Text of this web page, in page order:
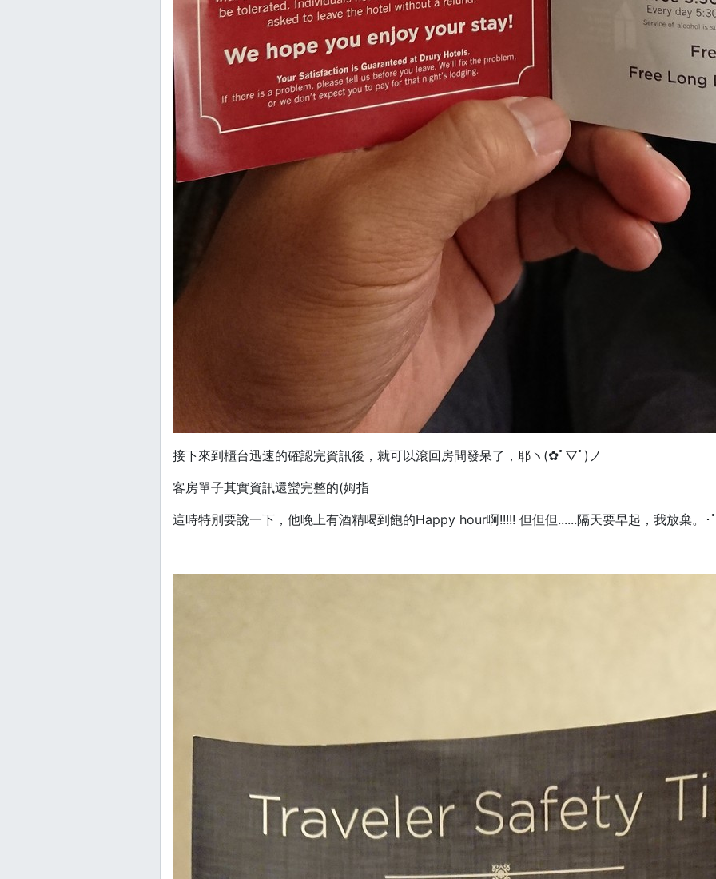
接下來到櫃台迅速的確認完資訊後，就可以滾回房間發呆了，耶ヽ(✿ﾟ▽ﾟ)ノ
客房單子其實資訊還蠻完整的(姆指
這時特別要說一下，他晚上有酒精喝到飽的Happy hour啊!!!!! 但但但......隔天要早起，我放棄。･